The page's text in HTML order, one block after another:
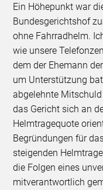
Ein Höhepunkt war
Bundesgerichtshof
ohne Fahrradhelm.
wie unsere
dem der Ehemann
um Unterstützung
abgelehnte
das Gericht sich an
Helmtragequote
Begründungen für
steigenden
die Folgen eines
mitverantwortlich